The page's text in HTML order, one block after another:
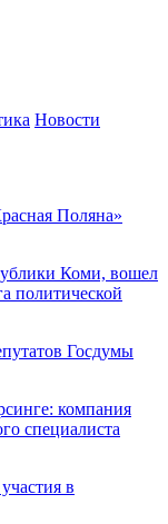
Новости
Поляна»
Коми, вошел
политической
Госдумы
компания
специалиста
в